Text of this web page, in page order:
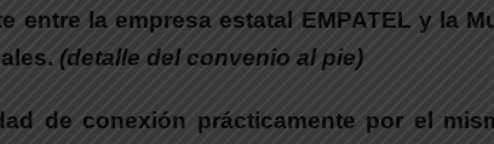
entre la empresa estatal
EMPATEL y la
(detalle del convenio al pie)
de conexión prácticamente por el